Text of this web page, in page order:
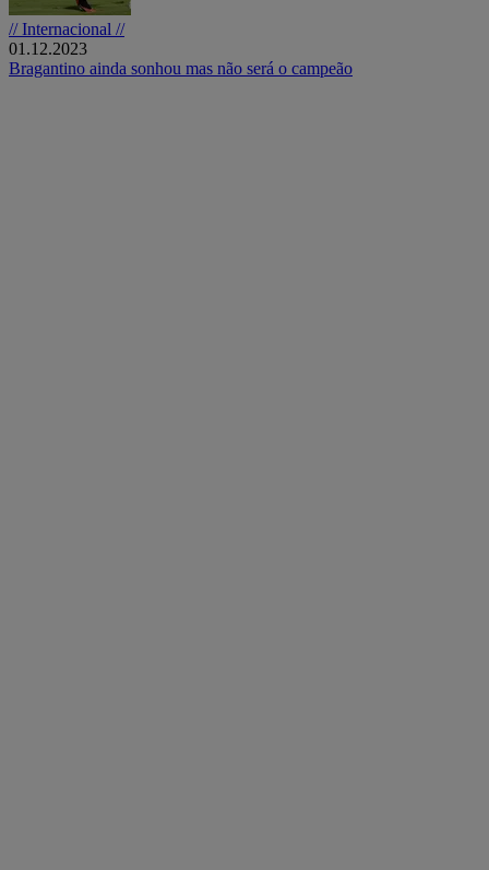
// Internacional //
01.12.2023
Bragantino ainda sonhou mas não será o campeão